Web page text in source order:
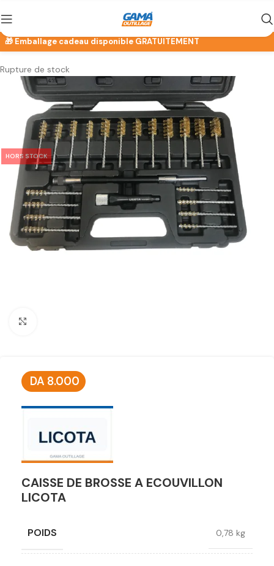
Rupture de stock
HORS STOCK
DA 8.000
CAISSE DE BROSSE A ECOUVILLON
LICOTA
POIDS 0,78 kg